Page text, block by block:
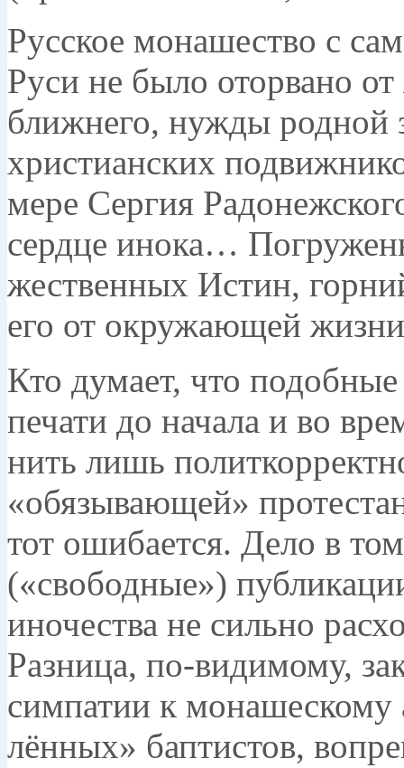
Русское монашество с
Руси не было оторва­но
ближ­него, нужды родной
христианских
мере Сергия
сердце ино­ка…
жественных Истин,
его от окружающей
Кто думает, что
печати до начала и во
нить лишь
«обязывающей»
тот ошибается. Дело в
(«свободные»)
иночества не сильно
Разница, по-видимому,
симпатии к мо­нашескому
лённых» баптистов,